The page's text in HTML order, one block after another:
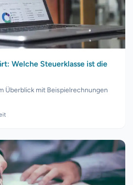
Welche Steuerklasse ist die
Überblick mit Beispielrechnungen